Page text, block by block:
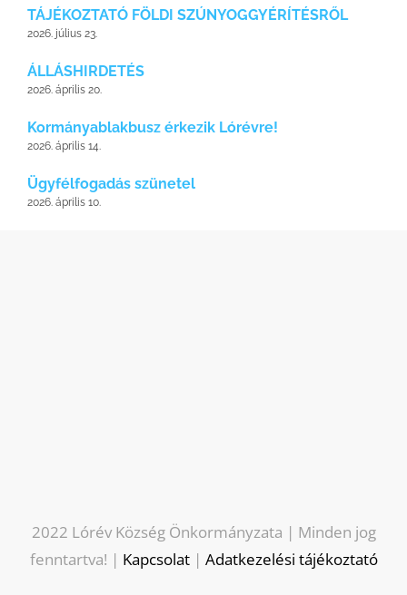
TÁJÉKOZTATÓ FÖLDI SZÚNYOGGYÉRÍTÉSRŐL
2026. július 23.
ÁLLÁSHIRDETÉS
2026. április 20.
Kormányablakbusz érkezik Lórévre!
2026. április 14.
Ügyfélfogadás szünetel
2026. április 10.
2022 Lórév Község Önkormányzata | Minden jog
fenntartva! | Kapcsolat| Adatkezelési tájékoztató